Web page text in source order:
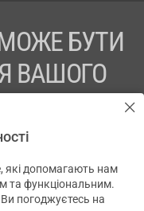
БУТИ
ВАШОГО
43631965.
які допомагають нам
та функціональним.
погоджуєтесь на
✕